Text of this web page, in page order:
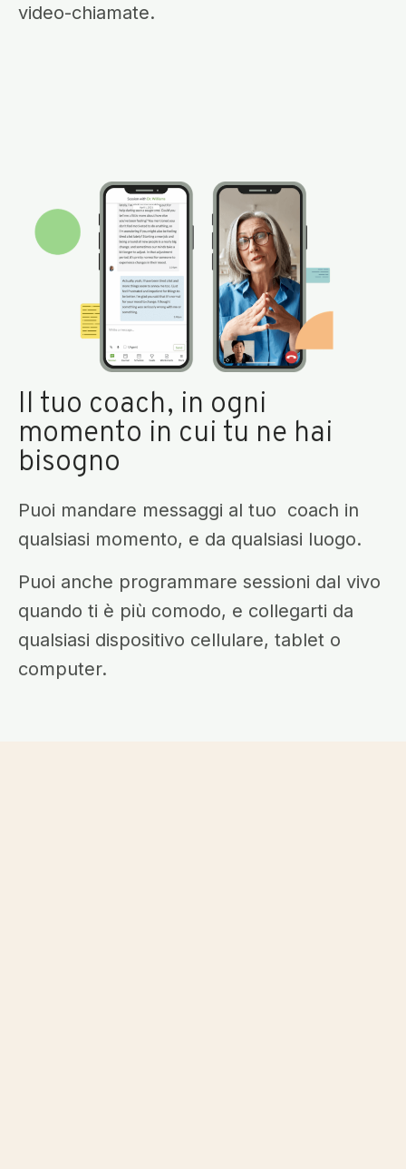
video-chiamate.
Il tuo coach, in ogni
momento in cui tu ne hai
bisogno
Puoi mandare messaggi al tuo coach in
qualsiasi momento, e da qualsiasi luogo.
Puoi anche programmare sessioni dal vivo
quando ti è più comodo, e collegarti da
qualsiasi dispositivo cellulare, tablet o
computer.